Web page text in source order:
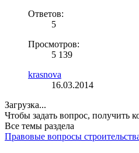
Ответов:
5
Просмотров:
5 139
krasnova
16.03.2014
Загрузка...
Чтобы задать вопрос, получить
Все темы раздела
Правовые вопросы